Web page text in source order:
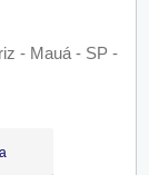
- Mauá - SP -